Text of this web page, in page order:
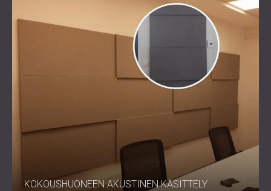
KOKOUSHUONEEN AKUSTINEN KÄSITTELY